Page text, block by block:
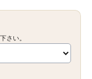
さい。